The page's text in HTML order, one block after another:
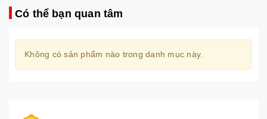
Có thể bạn quan tâm
Không có sản phẩm nào trong danh mục này.